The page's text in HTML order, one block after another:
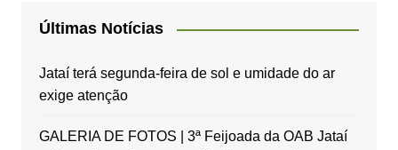
Últimas Notícias
Jataí terá segunda-feira de sol e umidade do ar
exige atenção
GALERIA DE FOTOS | 3ª Feijoada da OAB Jataí